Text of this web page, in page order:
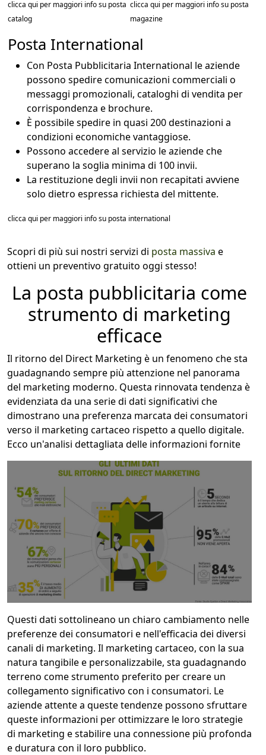
clicca qui per maggiori info su posta
catalog
clicca qui per maggiori info su posta
magazine
Posta International
Con Posta Pubblicitaria International le aziende
possono spedire comunicazioni commerciali o
messaggi promozionali, cataloghi di vendita per
corrispondenza e brochure.
È possibile spedire in quasi 200 destinazioni a
condizioni economiche vantaggiose.
Possono accedere al servizio le aziende che
superano la soglia minima di 100 invii.
La restituzione degli invii non recapitati avviene
solo dietro espressa richiesta del mittente.
clicca qui per maggiori info su posta international
Scopri di più sui nostri servizi di posta massiva e
ottieni un preventivo gratuito oggi stesso!
La posta pubblicitaria come
strumento di marketing
efficace
Il ritorno del Direct Marketing è un fenomeno che sta
guadagnando sempre più attenzione nel panorama
del marketing moderno. Questa rinnovata tendenza è
evidenziata da una serie di dati significativi che
dimostrano una preferenza marcata dei consumatori
verso il marketing cartaceo rispetto a quello digitale.
Ecco un'analisi dettagliata delle informazioni fornite
Questi dati sottolineano un chiaro cambiamento nelle
preferenze dei consumatori e nell'efficacia dei diversi
canali di marketing. Il marketing cartaceo, con la sua
natura tangibile e personalizzabile, sta guadagnando
terreno come strumento preferito per creare un
collegamento significativo con i consumatori. Le
aziende attente a queste tendenze possono sfruttare
queste informazioni per ottimizzare le loro strategie
di marketing e stabilire una connessione più profonda
e duratura con il loro pubblico.